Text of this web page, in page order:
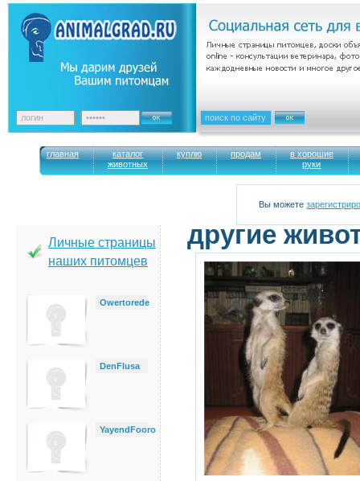
главная
каталог
животных
куплю продам
в хорошие
руки
Вы можете
Личные страницы
наших питомцев
Owertorede
DenFlusa
YayendFooro
другие